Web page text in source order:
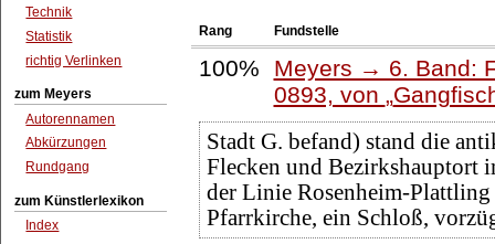
Technik
Statistik
richtig Verlinken
zum Meyers
Autorennamen
Abkürzungen
Rundgang
zum Künstlerlexikon
Index
Rang Fundstelle
100%
Meyers → 6. Band:
0893, von
Stadt G. befand) stand die
Flecken und Bezirkshauptort
der Linie Rosenheim-Plattling
Pfarrkirche, ein Schloß,